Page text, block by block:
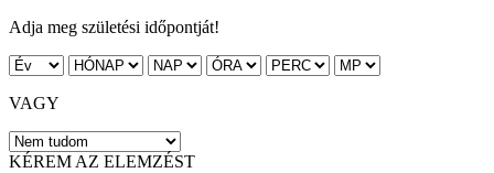
Adja meg születési időpontját!
VAGY
KÉREM AZ ELEMZÉST